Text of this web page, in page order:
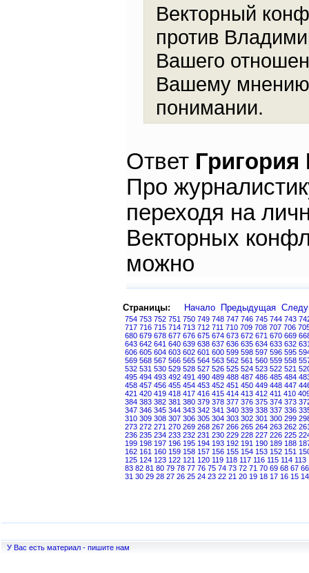
Векторный
против
Вашего
Вашему мнению
понимании.
Ответ
Про
переходя на
Векторных
можно
Страницы: Начало Предыдущая
754 753 752 751 750 749 748 747 746 745 744 743
717 716 715 714 713 712 711 710 709 708 707 706
680 679 678 677 676 675 674 673 672 671 670 669
643 642 641 640 639 638 637 636 635 634 633 632
606 605 604 603 602 601 600 599 598 597 596 595
569 568 567 566 565 564 563 562 561 560 559 558
532 531 530 529 528 527 526 525 524 523 522 521
495 494 493 492 491 490 489 488 487 486 485 484
458 457 456 455 454 453 452 451 450 449 448 447
421 420 419 418 417 416 415 414 413 412 411 410
384 383 382 381 380 379 378 377 376 375 374 373
347 346 345 344 343 342 341 340 339 338 337 336
310 309 308 307 306 305 304 303 302 301 300 299
273 272 271 270 269 268 267 266 265 264 263 262
236 235 234 233 232 231 230 229 228 227 226 225
199 198 197 196 195 194 193 192 191 190 189 188
162 161 160 159 158 157 156 155 154 153 152 151
125 124 123 122 121 120 119 118 117 116 115 114 113
83 82 81 80 79 78 77 76 75 74 73 72 71 70 69 68 67 66
31 30 29 28 27 26 25 24 23 22 21 20 19 18 17 16 15 14
У Вас есть материал - пишите нам